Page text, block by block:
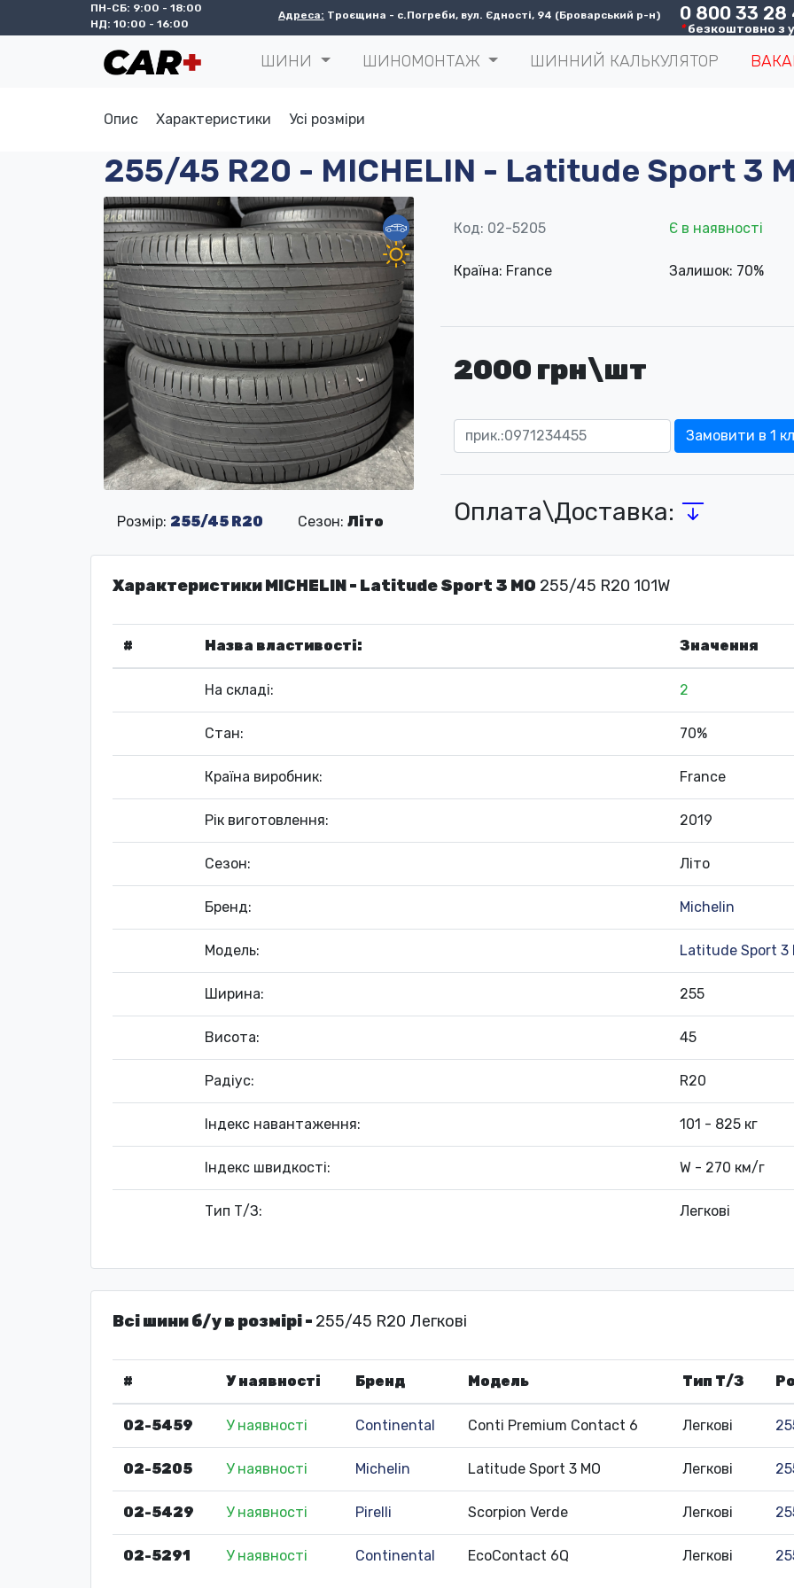
ПН-СБ: 9:00 - 18:00
НД: 10:00 - 16:00
Адреса: Троєщина - с.Погреби, вул. Єдності, 94 (Броварський р-н) 0 800 33 28
*безкоштовно з
ШИНИ ШИНОМОНТАЖ ШИННИЙ КАЛЬКУЛЯТОР
Опис Характеристики Усі розміри
255/45 R20 - MICHELIN - Latitude Sport 3
Розмір: 255/45 R20 Сезон:Літо
Код: 02-5205 Є в наявності
Країна: France Залишок: 70%
2000 грн\шт
Замовити в 1
Оплата\Доставка:
Характеристики MICHELIN - Latitude Sport 3 MO 255/45 R20 101W
# Назва властивості: Значення
На складі: 2
Стан: 70%
Країна виробник: France
Рік виготовлення: 2019
Сезон: Літо
Бренд: Michelin
Модель: Latitude Sport 3
Ширина: 255
Висота: 45
Радіус: R20
Індекс навантаження: 101 - 825 кг
Індекс швидкості: W - 270 км/г
Тип Т/З: Легкові
Всі шини б/у в розмірі - 255/45 R20 Легкові
# У наявності Бренд Модель Тип Т/З
02-5459 У наявності Continental Conti Premium Contact 6 Легкові
02-5205 У наявності Michelin Latitude Sport 3 MO Легкові
02-5429 У наявності Pirelli Scorpion Verde Легкові
02-5291 У наявності Continental EcoContact 6Q Легкові